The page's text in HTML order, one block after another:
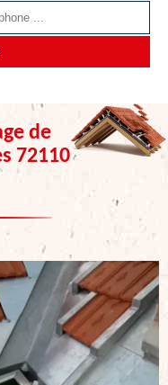
de
72110